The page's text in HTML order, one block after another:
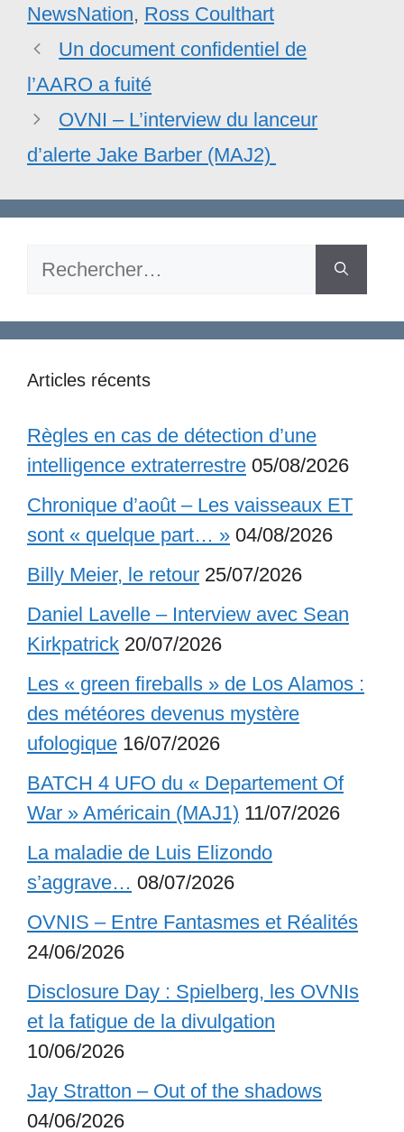
NewsNation, Ross Coulthart
Un document confidentiel de
l’AARO a fuité
OVNI – L’interview du lanceur
d’alerte Jake Barber (MAJ2)
Rechercher :
Articles récents
Règles en cas de détection d’une
intelligence extraterrestre 05/08/2026
Chronique d’août – Les vaisseaux ET
sont « quelque part… » 04/08/2026
Billy Meier, le retour 25/07/2026
Daniel Lavelle – Interview avec Sean
Kirkpatrick 20/07/2026
Les « green fireballs » de Los Alamos :
des météores devenus mystère
ufologique 16/07/2026
BATCH 4 UFO du « Departement Of
War » Américain (MAJ1) 11/07/2026
La maladie de Luis Elizondo
s’aggrave… 08/07/2026
OVNIS – Entre Fantasmes et Réalités
24/06/2026
Disclosure Day : Spielberg, les OVNIs
et la fatigue de la divulgation
10/06/2026
Jay Stratton – Out of the shadows
04/06/2026